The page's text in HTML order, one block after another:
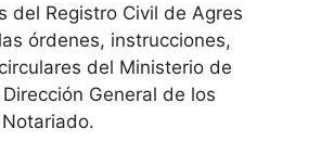
del Registro Civil de Agres
órdenes, instrucciones,
del Ministerio de
General de los